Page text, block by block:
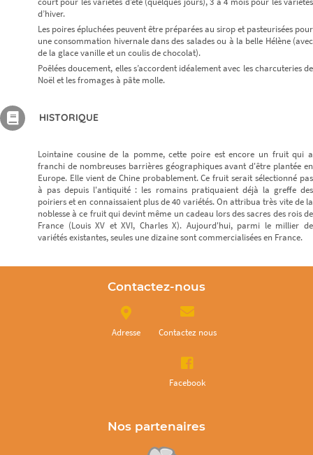
d’hiver.
Les poires épluchées peuvent être préparées au sirop et pasteurisées pour
une consommation hivernale dans des salades ou à la belle Hélène (avec
de la glace vanille et un coulis de chocolat).
Poêlées doucement, elles s’accordent idéalement avec les charcuteries de
Noël et les fromages à pâte molle.
HISTORIQUE
Lointaine cousine de la pomme, cette poire est encore un fruit qui a
franchi de nombreuses barrières géographiques avant d'être plantée en
Europe. Elle vient de Chine probablement. Ce fruit serait sélectionné pas
à pas depuis l'antiquité : les romains pratiquaient déjà la greffe des
poiriers et en connaissaient plus de 40 variétés. On attribua très vite de la
noblesse à ce fruit qui devint même un cadeau lors des sacres des rois de
France (Louis XV et XVI, Charles X). Aujourd'hui, parmi le millier de
variétés existantes, seules une dizaine sont commercialisées en France.
Contactez-nous
Adresse Contactez nous
Facebook
Nos partenaires